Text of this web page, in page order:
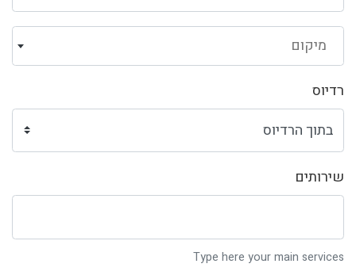
מיקום
רדיוס
שירותים
Type here your main services